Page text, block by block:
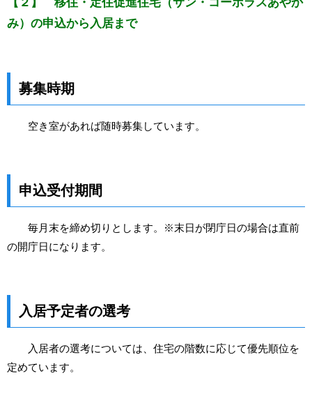
み）の申込から入居まで
募集時期
空き室があれば随時募集しています。
申込受付期間
毎月末を締め切りとします。※末日が閉庁日の場合は直前
の開庁日になります。
入居予定者の選考
入居者の選考については、住宅の階数に応じて優先順位を
定めています。